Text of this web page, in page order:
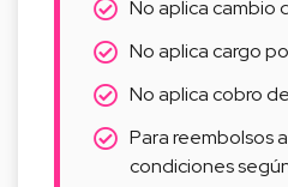
No aplica cambio
No aplica cargo
No aplica cobro
Para reembolsos
condiciones